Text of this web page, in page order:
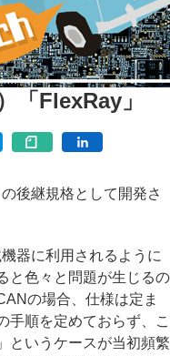
「FlexRay」
後継規格として開発さ
器に利用されるように
と色々と問題が生じるの
の場合、仕様は定ま
手順を定めておらず、こ
というケースが当初頻繁